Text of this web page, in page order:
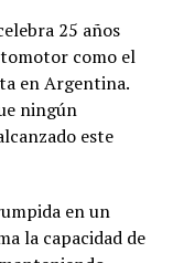
25 años
como el
en Argentina.
ningún
este
en un
la capacidad de